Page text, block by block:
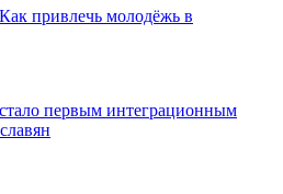
привлечь молодёжь в
первым интеграционным